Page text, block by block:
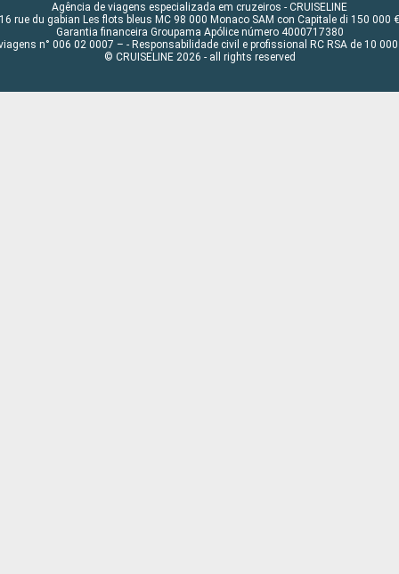
Agência de viagens especializada em cruzeiros - CRUISELINE
16 rue du gabian Les flots bleus MC 98 000 Monaco SAM con Capitale di 150 000 €
Garantia financeira Groupama Apólice número 4000717380
n° 006 02 0007 – - Responsabilidade civil e profissional RC RSA de 10 000
© CRUISELINE 2026 - all rights reserved